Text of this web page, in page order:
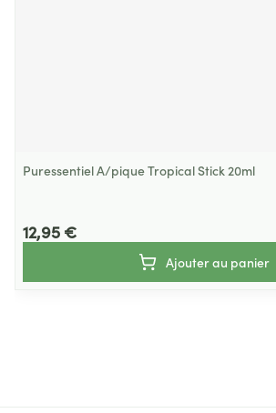
Puressentiel A/pique Tropical Stick 20ml
12,95 €
Ajouter au panier